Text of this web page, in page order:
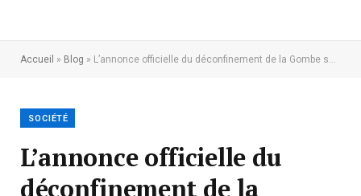
Accueil » Blog » L’annonce officielle du déconfinement de la Gombe sera faite sous peu par le Président de la République
SOCIÉTÉ
L’annonce officielle du
déconfinement de la